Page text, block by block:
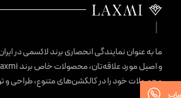
ما به عنوان نمایندگی انحصاری برند لاکسمی در
محصولات خود را در کالکشن‌های متنوع، طراحی و